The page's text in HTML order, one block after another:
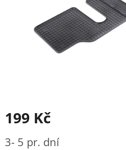
199 Kč
cena:
3- 5 pr. dní